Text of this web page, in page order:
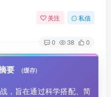
关注 私信
0 38 0
要 (缓存)
，旨在通过科学搭配、简